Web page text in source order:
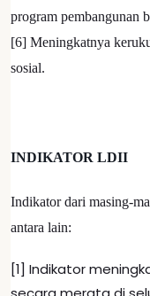
program pembangunan
[6] Meningkatnya
sosial.
INDIKATOR LDII
Indikator dari masing-
antara lain:
[1] Indikator